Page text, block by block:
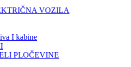
VOZILA
I kabine
PLOČEVINE